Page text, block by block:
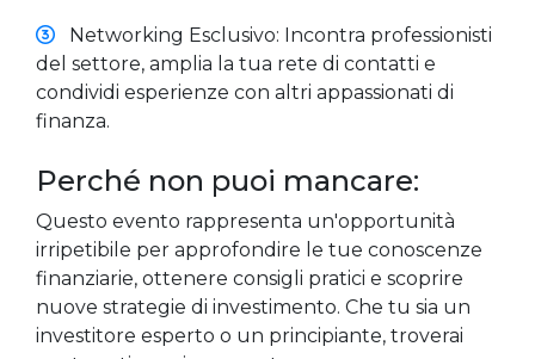
Networking Esclusivo: Incontra professionisti
del settore, amplia la tua rete di contatti e
condividi esperienze con altri appassionati di
finanza.
Perché non puoi mancare:
Questo evento rappresenta un'opportunità
irripetibile per approfondire le tue conoscenze
finanziarie, ottenere consigli pratici e scoprire
nuove strategie di investimento. Che tu sia un
investitore esperto o un principiante, troverai